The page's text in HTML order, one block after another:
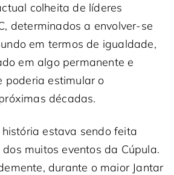
colheita de líderes
determinados a envolver-se
em termos de igualdade,
em algo permanente e
poderia estimular o
décadas.
estava sendo feita
muitos eventos da Cúpula.
durante o maior Jantar